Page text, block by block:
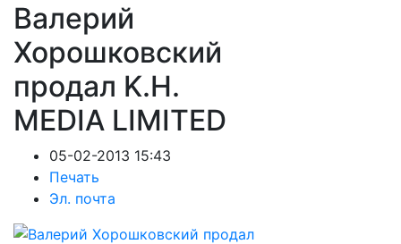
Валерий
Хорошковский
продал K.H.
MEDIA LIMITED
05-02-2013 15:43
Печать
Эл. почта